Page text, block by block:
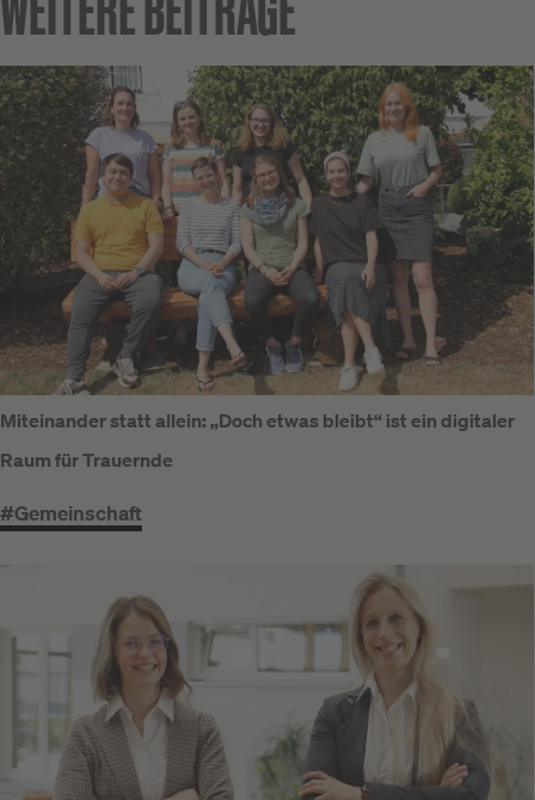
Miteinander statt allein: „Doch etwas bleibt“ ist ein digitaler
Raum für Trauernde
#Gemeinschaft